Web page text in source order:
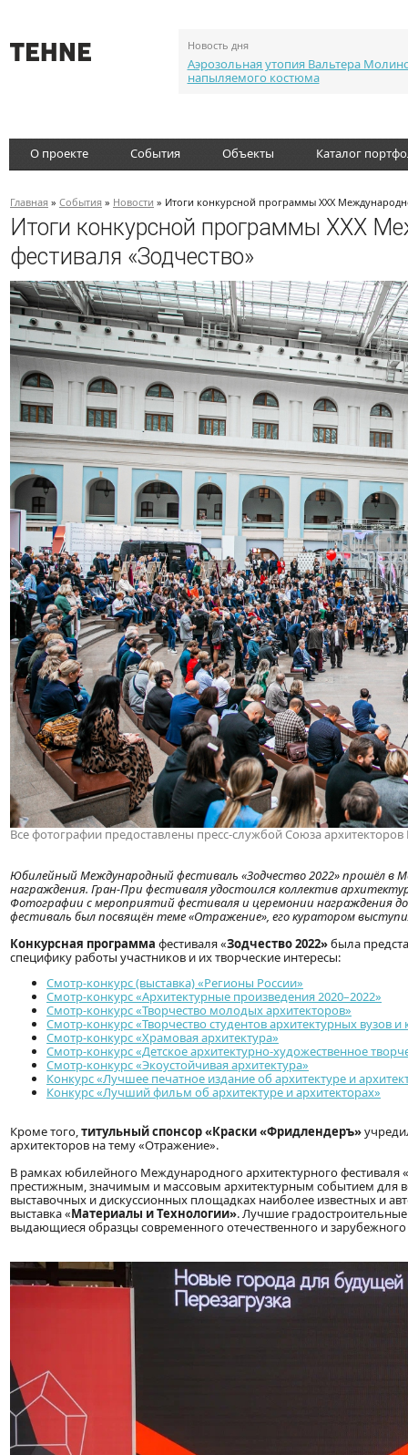
Новость дня
Аэрозольная утопия Вальтера
напыляемого костюма
О проекте События Объекты Каталог
Главная » События » Новости » Итоги конкурсной программы XXX
Итоги конкурсной программы XXX
фестиваля «Зодчество»
Все фотографии предоставлены пресс-службой Союза архитекторов
Юбилейный Международный фестиваль «Зодчество 2022» прошёл в
награждения. Гран-При фестиваля удостоился коллектив
Фотографии с мероприятий фестиваля и церемонии награждения
фестиваль был посвящён теме «Отражение», его куратором
Конкурсная программа фестиваля «Зодчество 2022»была
специфику работы участников и их творческие интересы:
Смотр-конкурс (выставка) «Регионы России»
Смотр-конкурс «Архитектурные произведения 2020–2022»
Смотр-конкурс «Творчество молодых архитекторов»
Смотр-конкурс «Творчество студентов архитектурных вузов
Смотр-конкурс «Храмовая архитектура»
Смотр-конкурс «Детское архитектурно-художественное
Смотр-конкурс «Экоустойчивая архитектура»
Конкурс «Лучшее печатное издание об архитектуре и
Конкурс «Лучший фильм об архитектуре и архитекторах»
Кроме того,титульный спонсор «Краски «Фридлендеръ»
архитекторов на тему «Отражение».
В рамках юбилейного Международного архитектурного
престижным, значимым и массовым архитектурным событием для
выставочных и дискуссионных площадках наиболее известных и
выставка «Материалы и Технологии». Лучшие
выдающиеся образцы современного отечественного и зарубежного